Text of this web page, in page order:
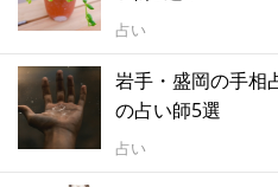
占い
岩手・盛岡の手相
の占い師5選
占い